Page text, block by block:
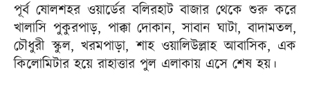
পূর্ব ষোলশহর ওয়ার্ডের বলিরহাট বাজার থেকে শুরু করে
খালাসি পুকুরপাড়, পাক্কা দোকান, সাবান ঘাটা, বাদামতল,
চৌধুরী স্কুল, খরমপাড়া, শাহ ওয়ালিউল্লাহ আবাসিক, এক
কিলোমিটার হয়ে রাহাত্তার পুল এলাকায় এসে শেষ হয়।